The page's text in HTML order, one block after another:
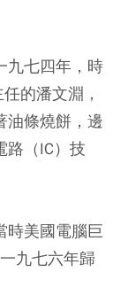
九七四年，時
的潘文淵，
油條燒餅，邊
路（IC）技
時美國電腦巨
九七六年歸